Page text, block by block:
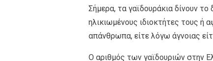
Σήμερα, τα γαϊδουράκια δίνουν
ηλικιωμένους ιδιοκτήτες τους ή
απάνθρωπα, είτε λόγω άγνοιας
O αριθμός των γαϊδουριών στην